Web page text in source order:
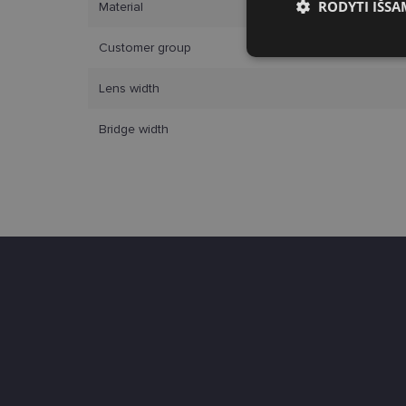
Material
Customer group
Lens width
Bridge width
RODYTI
saugomi Jūsų